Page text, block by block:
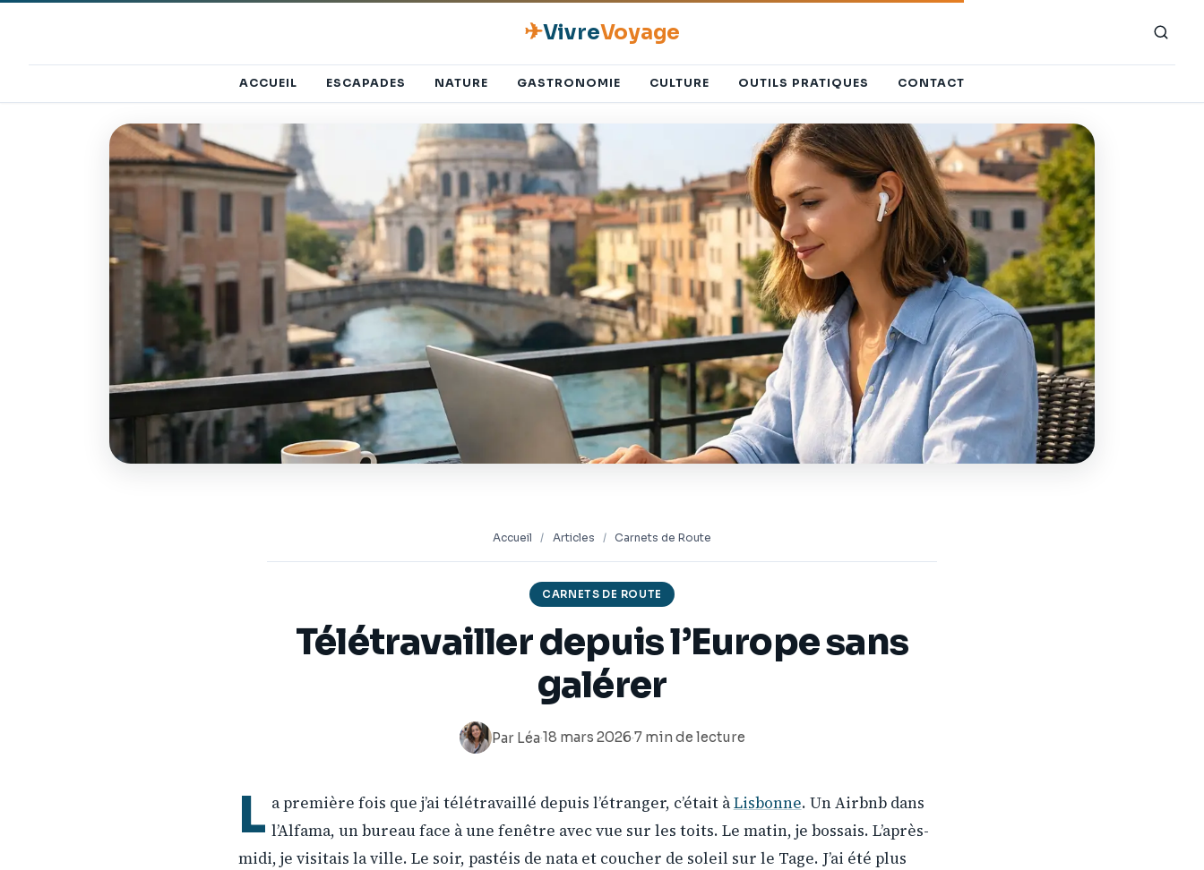
✈VivreVoyage
ACCUEIL ESCAPADES NATURE GASTRONOMIE CULTURE OUTILS PRATIQUES CONTACT
Accueil / Articles / Carnets de Route
CARNETS DE ROUTE
Télétravailler depuis l’Europe sans
galérer
Par Léa·18 mars 2026·7 min de lecture
L a première fois que j’ai télétravaillé depuis l’étranger, c’était àLisbonne. Un Airbnb dans
l’Alfama, un bureau face à une fenêtre avec vue sur les toits. Le matin, je bossais. L’après-
midi, je visitais la ville. Le soir, pastéis de nata et coucher de soleil sur le Tage. J’ai été plus